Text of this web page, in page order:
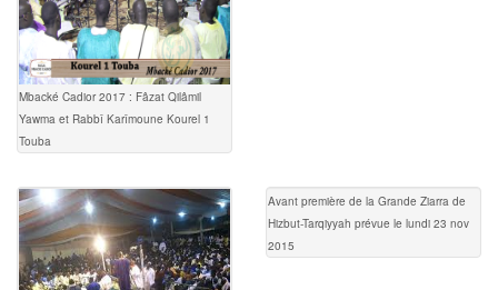
Mbacké Cadior 2017 : Fâzat Qilâmil
Yawma et Rabbî Karîmoune Kourel 1
Touba
Avant première de la Grande Ziarra de
Hizbut-Tarqiyyah prévue le lundi 23 nov
2015